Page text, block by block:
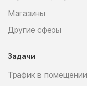
Магазины
Другие сферы
Задачи
Трафик в помещении